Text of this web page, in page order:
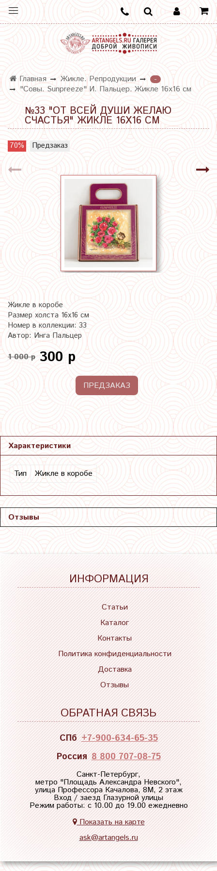
Главная Жикле. Репродукции
-
"Совы. Sunpreeze" И. Пальцер. Жикле 16х16 см
№33 "ОТ ВСЕЙ ДУШИ ЖЕЛАЮ
СЧАСТЬЯ" ЖИКЛЕ 16Х16 СМ
70% Предзаказ
Жикле в коробе
Размер холста 16х16 см
Номер в коллекции: 33
Автор: Инга Пальцер
1 000 р 300 р
ПРЕДЗАКАЗ
Характеристики
Тип Жикле в коробе
Отзывы
ИНФОРМАЦИЯ
Статьи
Каталог
Контакты
Политика конфиденциальности
Доставка
Отзывы
ОБРАТНАЯ СВЯЗЬ
СПб +7-900-634-65-35
Россия 8 800 707-08-75
Санкт-Петербург,
метро "Площадь Александра Невского",
улица Профессора Качалова, 8М, 2 этаж
Вход / заезд Глазурной улицы
Режим работы: с 10.00 до 19.00 ежедневно
Показать на карте
ask@artangels.ru